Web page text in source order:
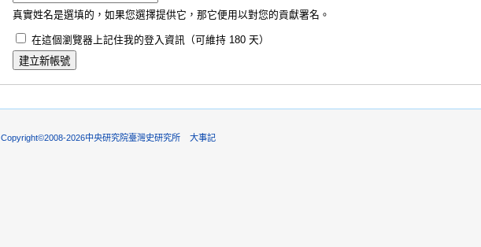
真實姓名是選填的，如果您選擇提供它，那它便用以對您的貢獻署名。
在這個瀏覽器上記住我的登入資訊（可維持 180 天）
Copyright©2008-2026中央研究院臺灣史研究所 大事記